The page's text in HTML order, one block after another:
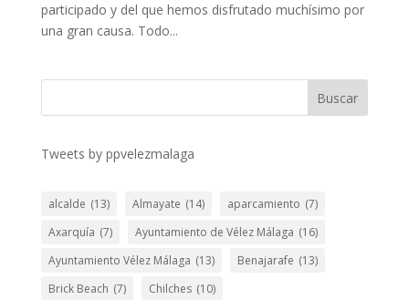
participado y del que hemos disfrutado muchísimo por
una gran causa. Todo...
Buscar
Tweets by ppvelezmalaga
alcalde (13) Almayate (14) aparcamiento (7)
Axarquía (7) Ayuntamiento de Vélez Málaga (16)
Ayuntamiento Vélez Málaga (13) Benajarafe (13)
Brick Beach (7) Chilches (10)